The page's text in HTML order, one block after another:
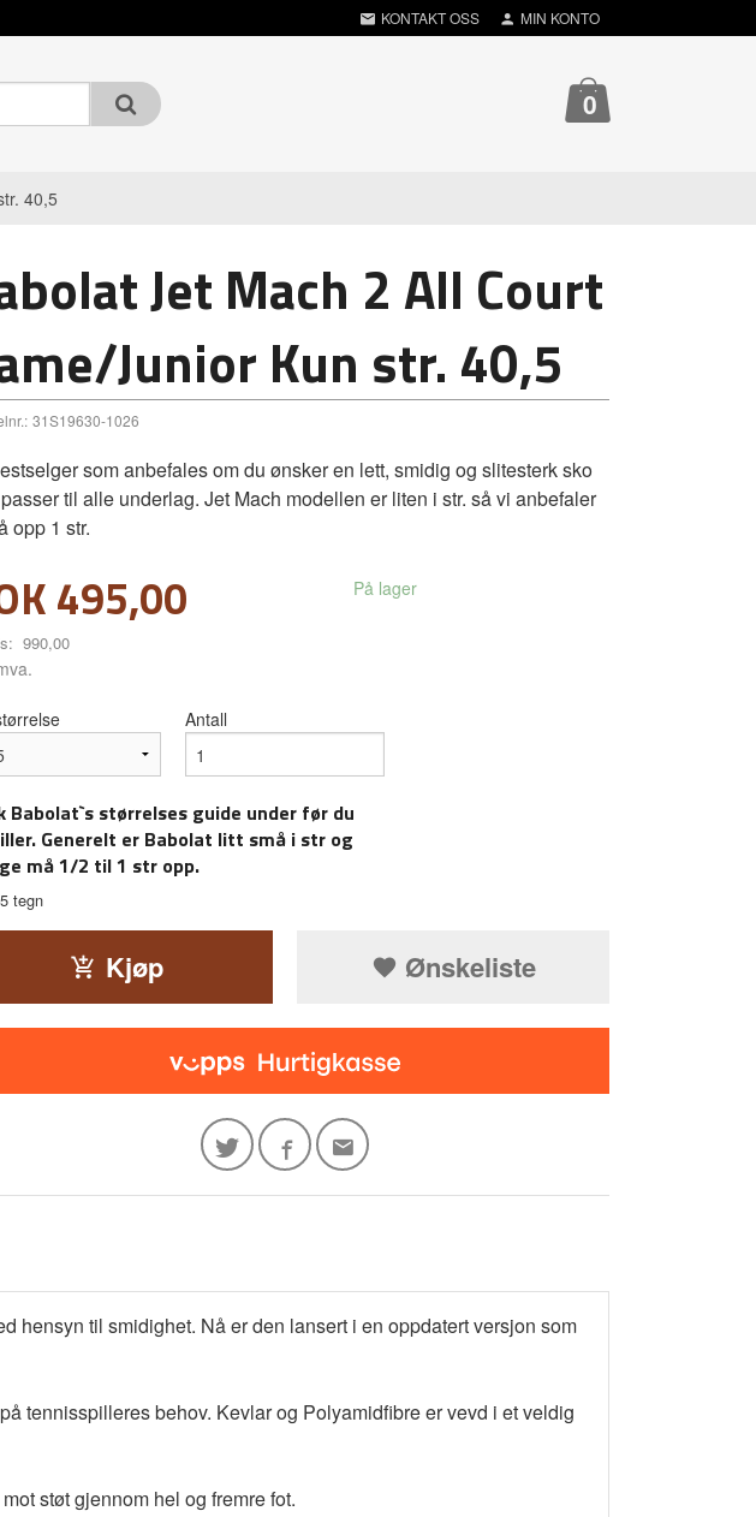
KONTAKT OSS MIN KONTO
0
40,5
Jet Mach 2 All Court
Junior Kun str. 40,5
31S19630-1026
som anbefales om du ønsker en lett, smidig og slitesterk sko
til alle underlag. Jet Mach modellen er liten i str. så vi anbefaler
opp 1 str.
495,00
990,00
På lager
Antall
Babolat`s størrelses guide under før du
Generelt er Babolat litt små i str og
må 1/2 til 1 str opp.
tegn
Kjøp Ønskeliste
hensyn til smidighet. Nå er den lansert i en oppdatert versjon som
tennisspilleres behov. Kevlar og Polyamidfibre er vevd i et veldig
støt gjennom hel og fremre fot.